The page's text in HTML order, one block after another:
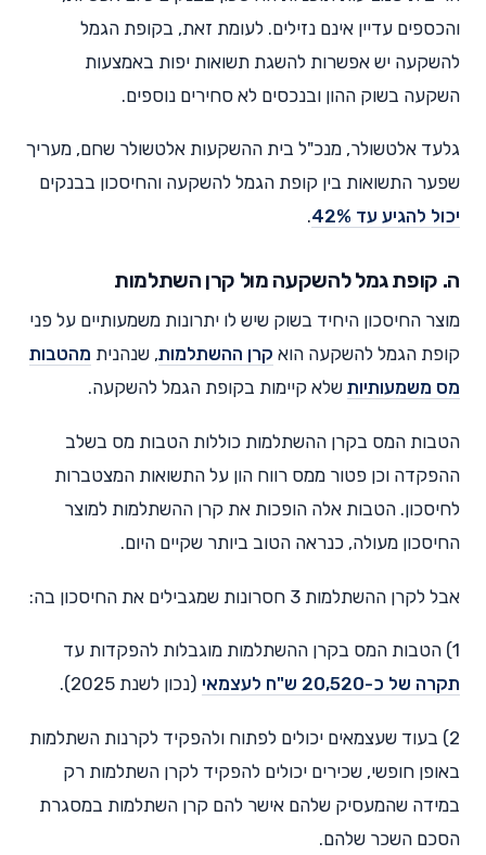
והכספים עדיין אינם נזילים. לעומת זאת, בקופת הגמל
להשקעה יש אפשרות להשגת תשואות יפות באמצעות
השקעה בשוק ההון ובנכסים לא סחירים נוספים.
גלעד אלטשולר, מנכ"ל בית ההשקעות אלטשולר שחם, מעריך
שפער התשואות בין קופת הגמל להשקעה והחיסכון בבנקים
יכול להגיע עד 42%
.
ה. קופת גמל להשקעה מול קרן השתלמות
מוצר החיסכון היחיד בשוק שיש לו יתרונות משמעותיים על פני
קופת הגמל להשקעה הוא קרן ההשתלמות, שנהנית מהטבות
מס משמעותיות שלא קיימות בקופת הגמל להשקעה.
הטבות המס בקרן ההשתלמות כוללות הטבות מס בשלב
ההפקדה וכן פטור ממס רווח הון על התשואות המצטברות
לחיסכון. הטבות אלה הופכות את קרן ההשתלמות למוצר
החיסכון מעולה, כנראה הטוב ביותר שקיים היום.
אבל לקרן ההשתלמות 3 חסרונות שמגבילים את החיסכון בה:
1) הטבות המס בקרן ההשתלמות מוגבלות להפקדות עד
תקרה של כ-20,520 ש"ח לעצמאי
(נכון לשנת 2025).
2) בעוד שעצמאים יכולים לפתוח ולהפקיד לקרנות השתלמות
באופן חופשי, שכירים יכולים להפקיד לקרן השתלמות רק
במידה שהמעסיק שלהם אישר להם קרן השתלמות במסגרת
הסכם השכר שלהם.